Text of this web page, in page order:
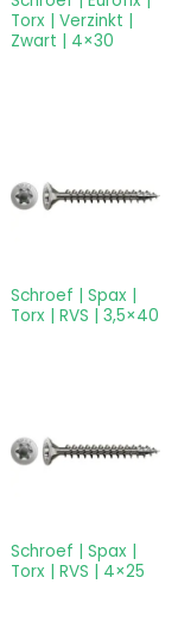
Torx | Verzinkt |
Zwart | 4×30
Schroef | Spax |
Torx | RVS | 3,5×40
Schroef | Spax |
Torx | RVS | 4×25